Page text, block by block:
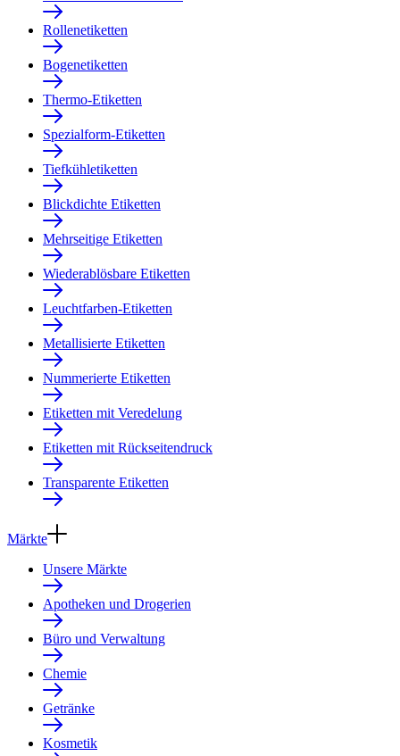
Rollenetiketten
Bogenetiketten
Thermo-Etiketten
Spezialform-Etiketten
Tiefkühletiketten
Blickdichte Etiketten
Mehrseitige Etiketten
Wiederablösbare Etiketten
Leuchtfarben-Etiketten
Metallisierte Etiketten
Nummerierte Etiketten
Etiketten mit Veredelung
Etiketten mit Rückseitendruck
Transparente Etiketten
Märkte
Unsere Märkte
Apotheken und Drogerien
Büro und Verwaltung
Chemie
Getränke
Kosmetik